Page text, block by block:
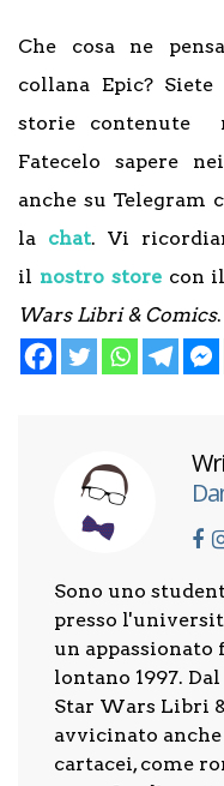
Che cosa ne
collana Epic?
storie contenute
Fatecelo sapere
anche su Telegram
la chat. Vi
il nostro storecon il
Wars Libri & Comics.
Sono uno
presso
un appassionato
lontano 1997.
Star Wars Libri
avvicinato
cartacei, come